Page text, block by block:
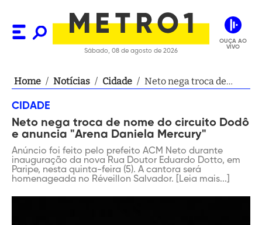
Sábado, 08 de agosto de 2026
OUÇA AO
VIVO
Home / Notícias / Cidade / Neto nega troca de
Daniela Mercury"
CIDADE
Neto nega troca de nome do circuito Dodô
e anuncia "Arena Daniela Mercury"
Anúncio foi feito pelo prefeito ACM Neto durante
inauguração da nova Rua Doutor Eduardo Dotto, em
Paripe, nesta quinta-feira (5). A cantora será
homenageada no Réveillon Salvador. [Leia mais...]